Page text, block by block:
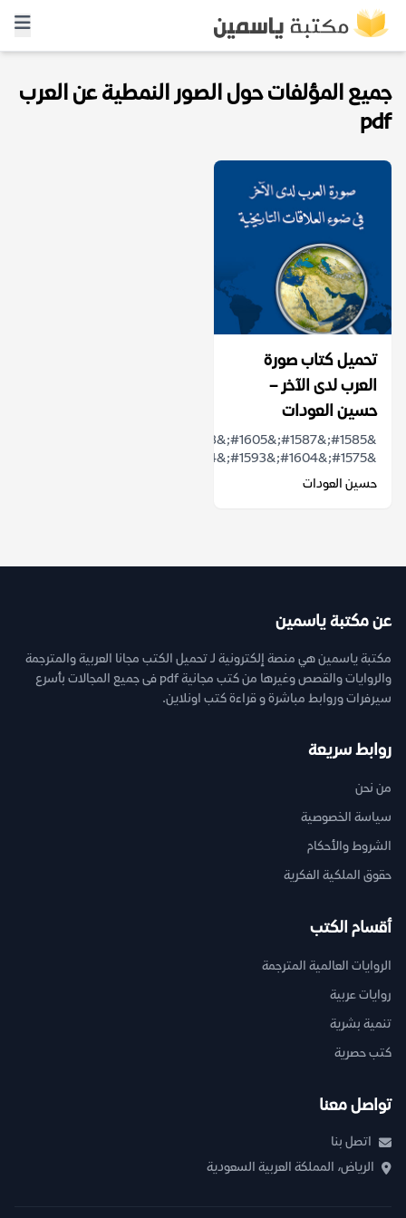
جميع المؤلفات حول الصور النمطية عن العرب
pdf
تحميل كتاب صورة
العرب لدى الآخر –
حسين العودات
&#1575;&#1604;&#1593;&#1604;&#1575;&#1602;&#1575;&#...
حسين العودات
عن مكتبة ياسمين
مكتبة ياسمين هي منصة إلكترونية لـ تحميل الكتب مجانا العربية والمترجمة
والروايات والقصص وغيرها من كتب مجانية pdf فى جميع المجالات بأسرع
سيرفرات وروابط مباشرة و قراءة كتب اونلاين.
روابط سريعة
من نحن
سياسة الخصوصية
الشروط والأحكام
حقوق الملكية الفكرية
أقسام الكتب
الروايات العالمية المترجمة
روايات عربية
تنمية بشرية
كتب حصرية
تواصل معنا
اتصل بنا
الرياض، المملكة العربية السعودية